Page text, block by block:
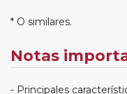
* O similares.
Notas
Principales